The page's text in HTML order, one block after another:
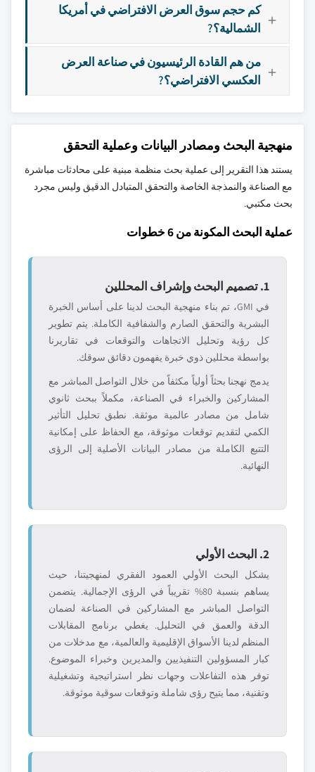
كم حجم سوق العرض الافتراضي في أمريكا
الشمالية؟?
من هم القادة الرئيسيون في صناعة العرض
العكسي الافتراضي؟?
منهجية البحث ومصادر البيانات وعملية التحقق
يستند هذا التقرير إلى عملية بحث منظمة مبنية على محادثات مباشرة
مع الصناعة والنمذجة الخاصة والتحقق المتبادل الدقيق وليس مجرد
بحث مكتبي.
عملية البحث المكونة من 6 خطوات
1. تصميم البحث وإشراف المحللين
في GMI، تم بناء منهجية البحث لدينا على أساس الخبرة
البشرية والتحقق الصارم والشفافية الكاملة. يتم تطوير
كل رؤية وتحليل الاتجاهات والتوقعات في تقاريرنا
بواسطة محللين ذوي خبرة يفهمون دقائق سوقك.
يدمج نهجنا بحثاً أولياً مكثفاً من خلال التواصل المباشر مع
المشاركين والخبراء في الصناعة، مكملاً ببحث ثانوي
شامل من مصادر عالمية موثقة. نطبق تحليل التأثير
الكمي لتقديم توقعات موثوقة، مع الحفاظ على إمكانية
التتبع الكاملة من مصادر البيانات الأصلية إلى الرؤى
النهائية.
2. البحث الأولي
يشكل البحث الأولي العمود الفقري لمنهجيتنا، حيث
يساهم بنسبة 80% تقريباً في الرؤى الإجمالية. يتضمن
التواصل المباشر مع المشاركين في الصناعة لضمان
الدقة والعمق في التحليل. يغطي برنامج المقابلات
المنظم لدينا الأسواق الإقليمية والعالمية، مع مدخلات من
كبار المسؤولين التنفيذيين والمديرين وخبراء الموضوع.
توفر هذه التفاعلات وجهات نظر استراتيجية وتشغيلية
وتقنية، مما يتيح رؤى شاملة وتوقعات سوقية موثوقة.